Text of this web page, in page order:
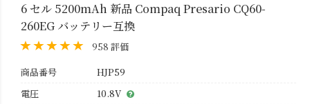
6 セル 5200mAh 新品 Compaq Presario CQ60-
260EG バッテリー互換
958 評価
商品番号
HJP59
電圧
10.8V